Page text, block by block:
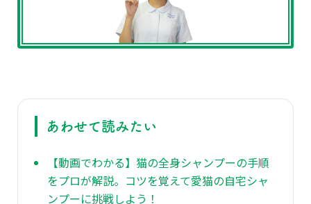
あわせて読みたい
【動画でわかる】猫の全身シャンプーの手順
をプロが解説。コツを覚えて愛猫の自宅シャ
ンプーに挑戦しよう！